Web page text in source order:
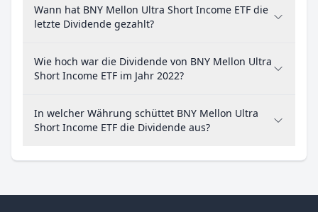
Wann hat BNY Mellon Ultra Short Income ETF die
letzte Dividende gezahlt?
Wie hoch war die Dividende von BNY Mellon Ultra
Short Income ETF im Jahr 2022?
In welcher Währung schüttet BNY Mellon Ultra
Short Income ETF die Dividende aus?